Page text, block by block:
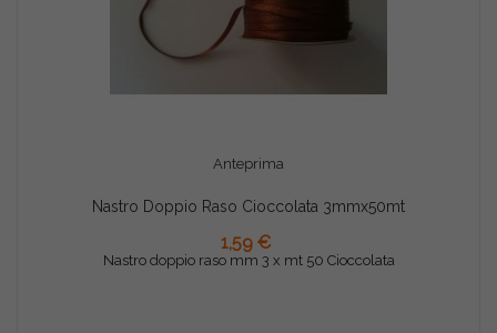
Anteprima
Nastro Doppio Raso Cioccolata 3mmx50mt
1,59 €
Nastro doppio raso mm 3 x mt 50 Cioccolata
AGGIUNGI AL CARRELLO